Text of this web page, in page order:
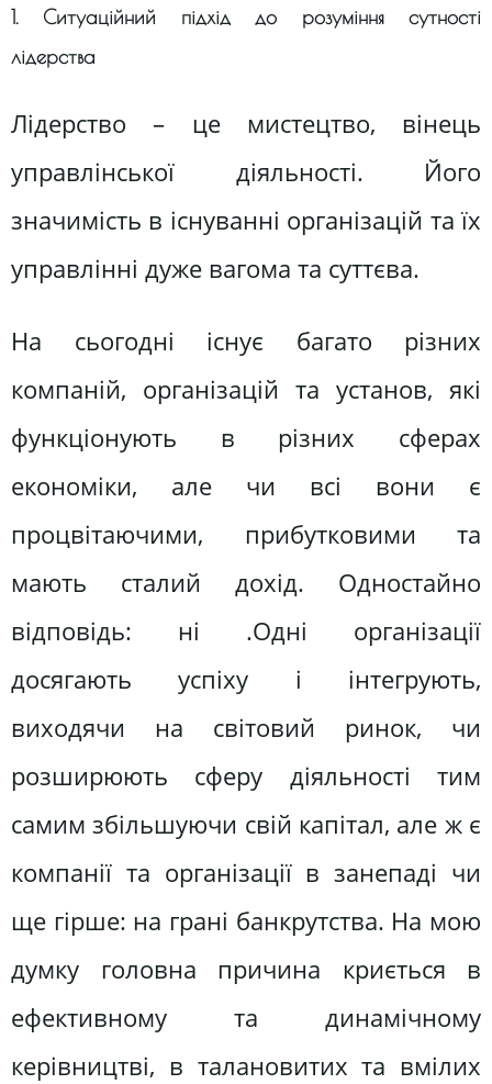
1. Ситуаційний підхід до розуміння сутності
лідерства
Лідерство – це мистецтво, вінець
управлінської діяльності. Його
значимість в існуванні організацій та їх
управлінні дуже вагома та суттєва.
На сьогодні існує багато різних
компаній, організацій та установ, які
функціонують в різних сферах
економіки, але чи всі вони є
процвітаючими, прибутковими та
мають сталий дохід. Одностайно
відповідь: ні .Одні організації
досягають успіху і інтегрують,
виходячи на світовий ринок, чи
розширюють сферу діяльності тим
самим збільшуючи свій капітал, але ж є
компанії та організації в занепаді чи
ще гірше: на грані банкрутства. На мою
думку головна причина криється в
ефективному та динамічному
керівництві, в талановитих та вмілих